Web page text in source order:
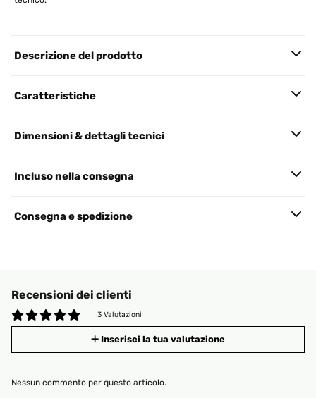
Descrizione del prodotto
Caratteristiche
Dimensioni & dettagli tecnici
Incluso nella consegna
Consegna e spedizione
Recensioni dei clienti
3 Valutazioni
Inserisci la tua valutazione
Nessun commento per questo articolo.